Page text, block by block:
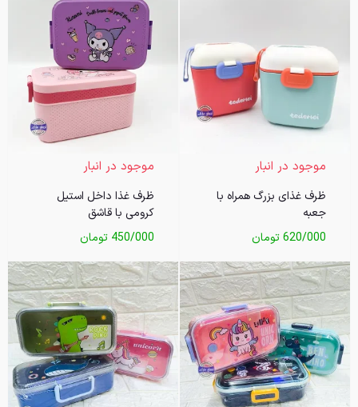
موجود در انبار
ظرف غذای بزرگ همراه با
جعبه
620/000تومان
موجود در انبار
ظرف غذا داخل استیل
کرومی با قاشق
450/000 تومان